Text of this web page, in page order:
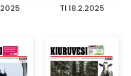
TI 18.2.2025